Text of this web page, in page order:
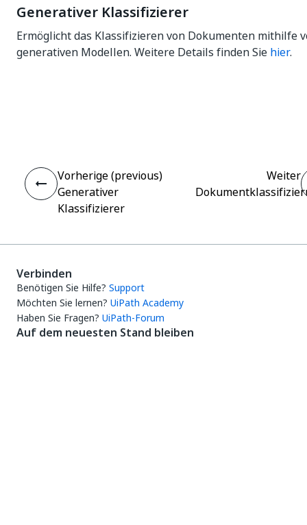
Generativer Klassifizierer
Ermöglicht das Klassifizieren von Dokumenten mithilfe
generativen Modellen. Weitere Details finden Sie hier.
Vorherige (previous)
Generativer
Klassifizierer
Weiter
Verbinden
Benötigen Sie Hilfe? Support
Möchten Sie lernen? UiPath Academy
Haben Sie Fragen? UiPath-Forum
Auf dem neuesten Stand bleiben